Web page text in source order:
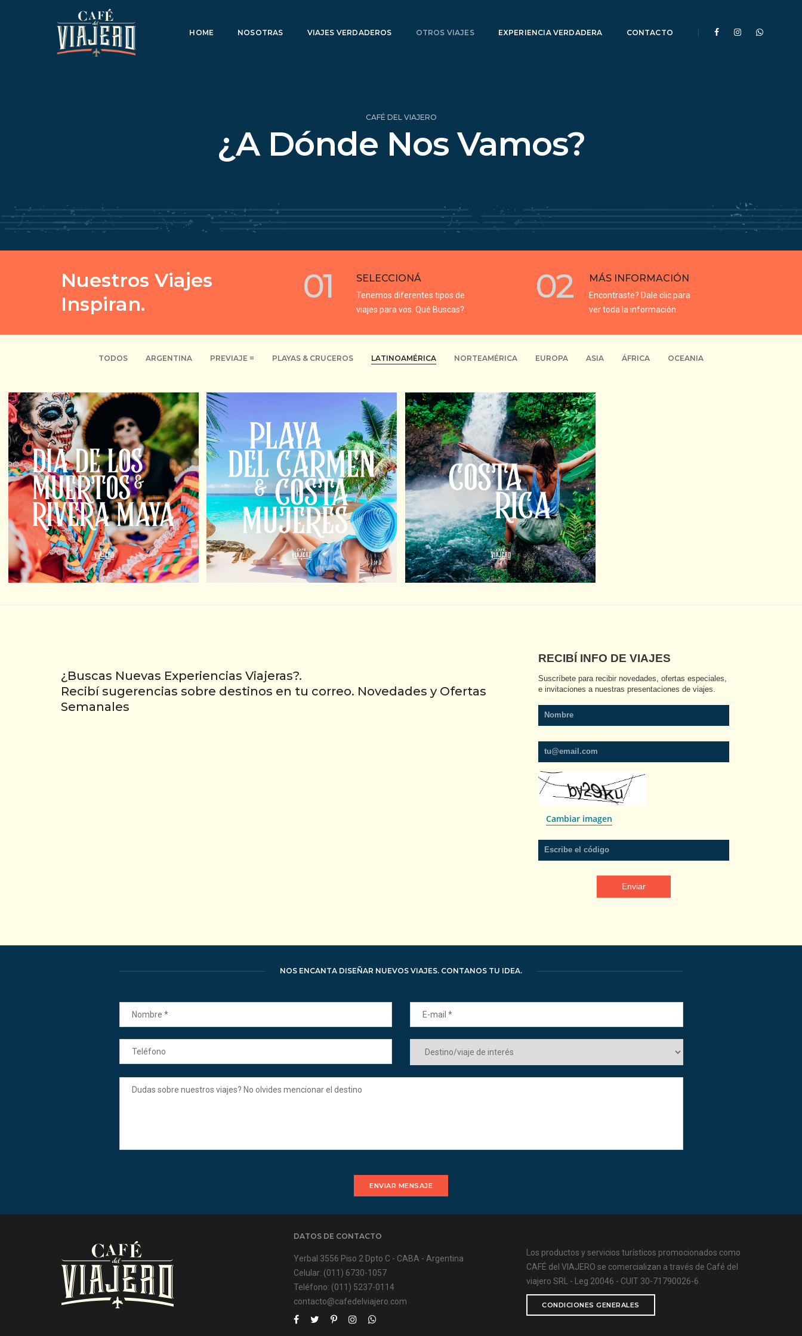
HOME NOSOTRAS VIAJES VERDADEROS OTROS VIAJES EXPERIENCIA VERDADERA CONTACTO
CAFÉ DEL VIAJERO
¿A Dónde Nos Vamos?
Nuestros Viajes
Inspiran.
01 SELECCIONÁ
Tenemos diferentes tipos de
viajes para vos. Qué Buscas?
02 MÁS INFORMACIÓN
Encontraste? Dale clic para
ver toda la información.
TODOS ARGENTINA PREVIAJE = PLAYAS & CRUCEROS LATINOAMÉRICA NORTEAMÉRICA EUROPA ASIA ÁFRICA OCEANIA
29 DE OCTUBRE DE 2026.
USD 5.370
SALIDA GRUPAL ACOMPAÑADA:3 NOCHES
Y 14 DIAS + AÉREO + 13 NOCHES DE
ALOJAMIENTO + TRASLADOS, VISITAS Y
EXCURSIONES SEGÚN ITINERARIO +
ASISTENCIA DE VIAJE
18 DE NOVIEMBRE 2026.
USD 3250
SALIDA GRUPAL ACOMPAÑADA:10 DÍAS Y
9 NOCHES + VUELO CON EQUIPAJE +
ACOMPAÑANTE DESDE BUENOS AIRES +
HOTEL 4 ESTRELLAS EN PLAYA DEL
CARMEN CON DESAYUNO + HOTEL 5
ESTRELLAS ALL INCLUSIVE EN COSTA
MUJERES.
16 DE SEPTIEMBRE 2026.
USD 2.990
SALIDA GRUPAL ACOMPAÑADA: AÉREO, 12
NOCHES DE ALOJAMIENTO, TRASLADOS,
VISITAS Y EXCURSIONES SEGÚN
ITINERARIO, ASISTENCIA DE VIAJE, 6
COMIDAS
¿Buscas Nuevas Experiencias Viajeras?.
Recibí sugerencias sobre destinos en tu correo. Novedades y Ofertas
Semanales
RECIBÍ INFO DE VIAJES
Suscríbete para recibir novedades, ofertas especiales,
e invitaciones a nuestras presentaciones de viajes.
Nombre
tu@email.com
Cambiar imagen
Escribe el código
NOS ENCANTA DISEÑAR NUEVOS VIAJES. CONTANOS TU IDEA.
ENVIAR MENSAJE
DATOS DE CONTACTO
Yerbal 3556 Piso 2 Dpto C - CABA - Argentina
Celular: (011) 6730-1057
Teléfono: (011) 5237-0114
contacto@cafedelviajero.com
Los productos y servicios turísticos promocionados como
CAFÉ del VIAJERO se comercializan a través de Café del
viajero SRL - Leg 20046 - CUIT 30-71790026-6.
CONDICIONES GENERALES